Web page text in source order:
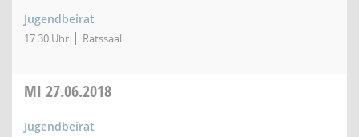
Jugendbeirat
17:30 Uhr Ratssaal
MI 27.06.2018
Jugendbeirat